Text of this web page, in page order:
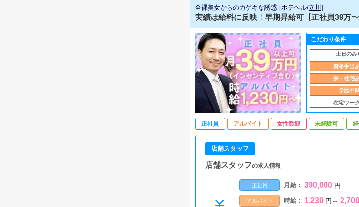
全裸美女からのカゲキな誘惑 [ホテヘル/立川 ]
実績は給料に反映！早期昇給可【正社員39万
こだわり条件
土日のみ
資格手当
寮・社宅
学歴不問
在宅ワー
正社員 アルバイト 女性歓迎 未経験可
店舗スタッフ
店舗スタッフの求人情報
正社員 月給 : 390,000 円
アルバイト 時給 : 1,230 円 ～ 2,700